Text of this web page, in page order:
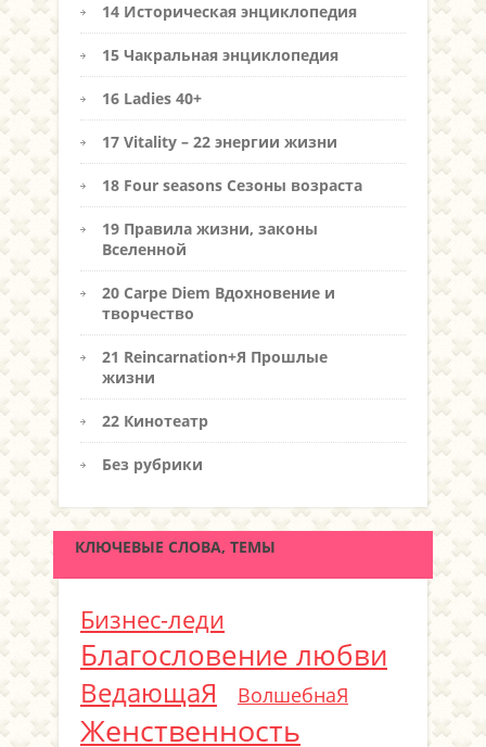
14 Историческая энциклопедия
15 Чакральная энциклопедия
16 Ladies 40+
17 Vitality – 22 энергии жизни
18 Four seasons Сезоны возраста
19 Правила жизни, законы
Вселенной
20 Carpe Diem Вдохновение и
творчество
21 Reincarnation+Я Прошлые
жизни
22 Кинотеатр
Без рубрики
КЛЮЧЕВЫЕ СЛОВА, ТЕМЫ
Бизнес-леди
Благословение любви
ВедающаЯ ВолшебнаЯ
Женственность